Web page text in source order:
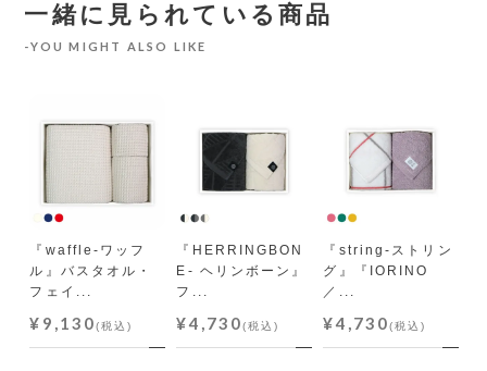
一緒に見られている商品
YOU MIGHT ALSO LIKE
『waffle-ワッフ
ル』バスタオル・
フェイ...
¥9,130(税込)
『HERRINGBON
E- ヘリンボーン』
フ...
¥4,730(税込)
『string-ストリン
グ』『IORINO
／...
¥4,730(税込)